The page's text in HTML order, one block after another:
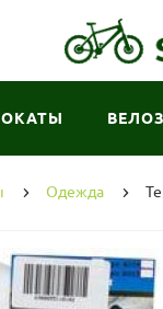
Одежда